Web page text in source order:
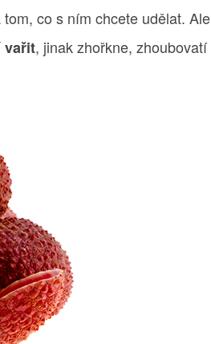
co s ním chcete udělat. Ale
vařit, jinak zhořkne, zhoubovatí